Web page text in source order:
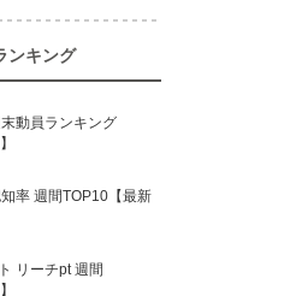
ンキング
動員ランキング
率 週間TOP10【最新
リーチpt 週間